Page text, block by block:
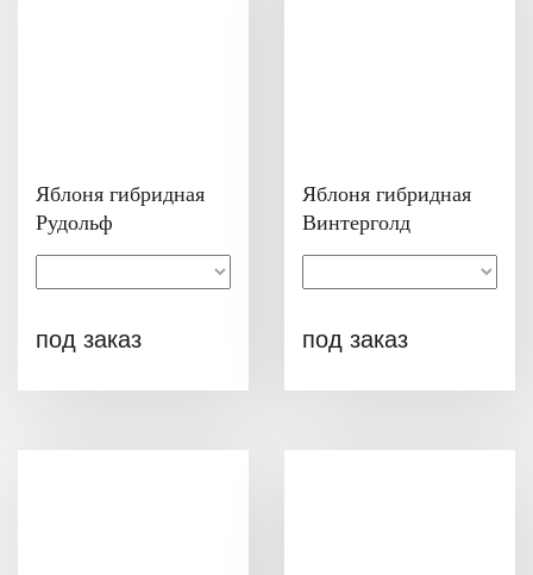
Яблоня гибридная
Рудольф
под заказ
Яблоня гибридная
Винтерголд
под заказ